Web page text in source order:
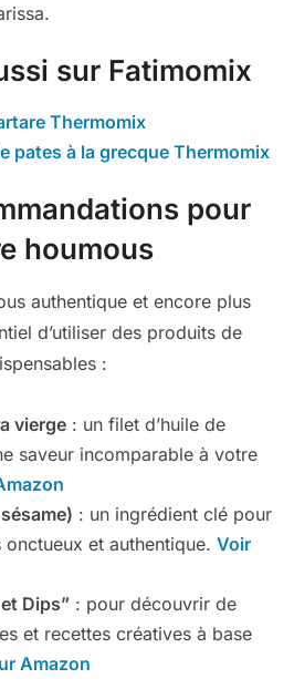
sur Fatimomix
Thermomix
pates à la grecque Thermomix
pour
houmous
authentique et encore plus
d’utiliser des produits de
:
vierge: un filet d’huile de
saveur incomparable à votre
: un ingrédient clé pour
et authentique. Voir
Dips”: pour découvrir de
et recettes créatives à base
Amazon